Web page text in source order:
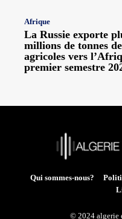
Afrique
La Russie exporte
millions de tonnes
agricoles vers
premier semestre
Qui sommes-nous?
© 2024 algerie